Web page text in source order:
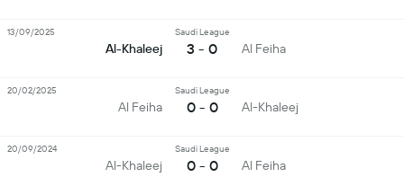
Al-Khaleej
Saudi League
3 - 0 Al Feiha
13/09/2025
Al Feiha
Saudi League
0 - 0 Al-Khaleej
20/02/2025
Al-Khaleej
Saudi League
0 - 0 Al Feiha
20/09/2024